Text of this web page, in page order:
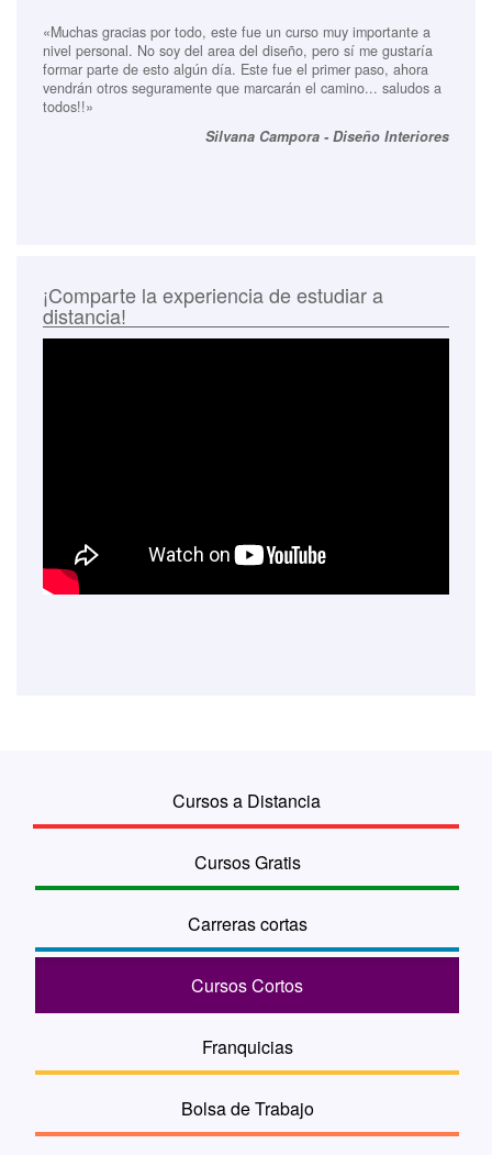
«Muchas gracias por todo, este fue un curso muy importante a
nivel personal. No soy del area del diseño, pero sí me gustaría
formar parte de esto algún día. Este fue el primer paso, ahora
vendrán otros seguramente que marcarán el camino... saludos a
todos!!»
Silvana Campora - Diseño Interiores
¡Comparte la experiencia de estudiar a
distancia!
Cursos a Distancia
Cursos Gratis
Carreras cortas
Cursos Cortos
Franquicias
Bolsa de Trabajo